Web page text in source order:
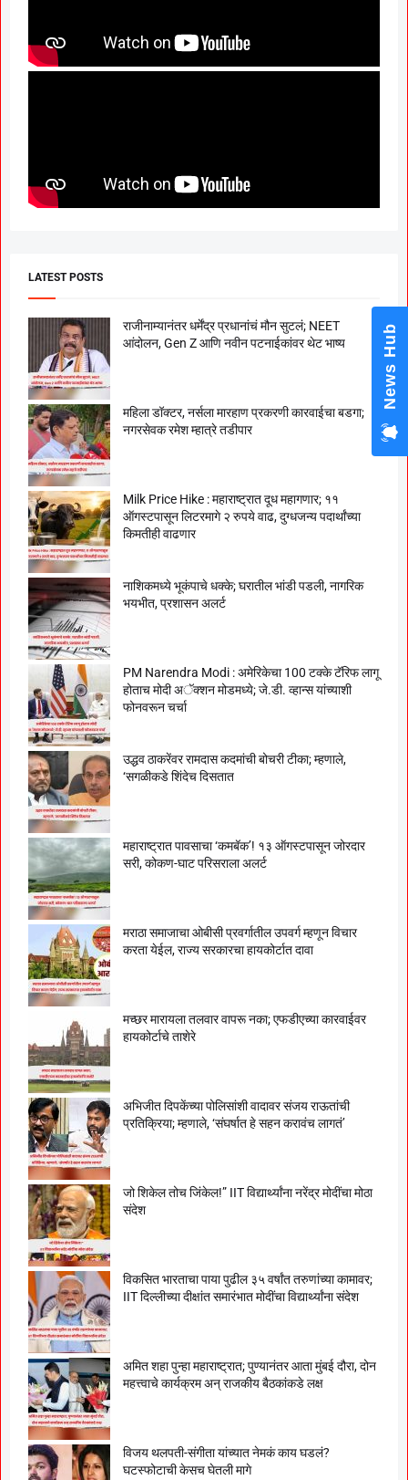
LATEST POSTS
राजीनाम्यानंतर धर्मेंद्र प्रधानांचं मौन सुटलं; NEET
आंदोलन, Gen Z आणि नवीन पटनाईकांवर थेट भाष्य
महिला डॉक्टर, नर्सला मारहाण प्रकरणी कारवाईचा बडगा;
नगरसेवक रमेश म्हात्रे तडीपार
Milk Price Hike : महाराष्ट्रात दूध महागणार; ११
ऑगस्टपासून लिटरमागे २ रुपये वाढ, दुग्धजन्य पदार्थांच्या
किमतीही वाढणार
नाशिकमध्ये भूकंपाचे धक्के; घरातील भांडी पडली, नागरिक
भयभीत, प्रशासन अलर्ट
PM Narendra Modi : अमेरिकेचा 100 टक्के टॅरिफ लागू
होताच मोदी अॅक्शन मोडमध्ये; जे.डी. व्हान्स यांच्याशी
फोनवरून चर्चा
उद्धव ठाकरेंवर रामदास कदमांची बोचरी टीका; म्हणाले,
‘सगळीकडे शिंदेच दिसतात
महाराष्ट्रात पावसाचा ‘कमबॅक’! १३ ऑगस्टपासून जोरदार
सरी, कोकण-घाट परिसराला अलर्ट
मराठा समाजाचा ओबीसी प्रवर्गातील उपवर्ग म्हणून विचार
करता येईल, राज्य सरकारचा हायकोर्टात दावा
मच्छर मारायला तलवार वापरू नका; एफडीएच्या कारवाईवर
हायकोर्टाचे ताशेरे
अभिजीत दिपकेंच्या पोलिसांशी वादावर संजय राऊतांची
प्रतिक्रिया; म्हणाले, ‘संघर्षात हे सहन करावंच लागतं’
जो शिकेल तोच जिंकेल!” IIT विद्यार्थ्यांना नरेंद्र मोदींचा मोठा
संदेश
विकसित भारताचा पाया पुढील ३५ वर्षांत तरुणांच्या कामावर;
IIT दिल्लीच्या दीक्षांत समारंभात मोदींचा विद्यार्थ्यांना संदेश
अमित शहा पुन्हा महाराष्ट्रात; पुण्यानंतर आता मुंबई दौरा, दोन
महत्त्वाचे कार्यक्रम अन् राजकीय बैठकांकडे लक्ष
विजय थलपती-संगीता यांच्यात नेमकं काय घडलं?
घटस्फोटाची केसच घेतली मागे
News Hub